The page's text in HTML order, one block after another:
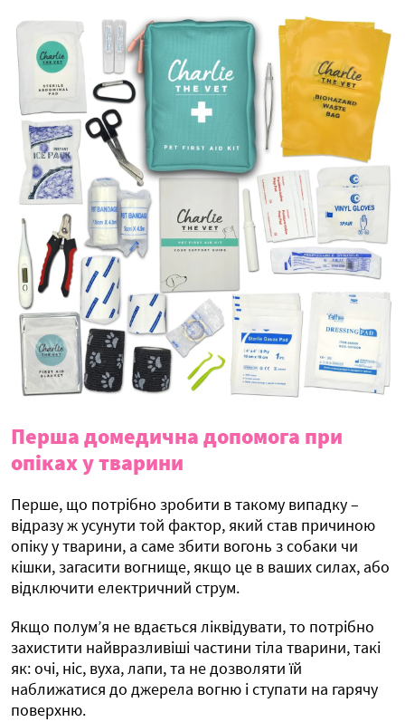
Перша домедична допомога при
опіках у тварини
Перше, що потрібно зробити в такому випадку –
відразу ж усунути той фактор, який став причиною
опіку у тварини, а саме збити вогонь з собаки чи
кішки, загасити вогнище, якщо це в ваших силах, або
відключити електричний струм.
Якщо полум’я не вдається ліквідувати, то потрібно
захистити найвразливіші частини тіла тварини, такі
як: очі, ніс, вуха, лапи, та не дозволяти їй
наближатися до джерела вогню і ступати на гарячу
поверхню.